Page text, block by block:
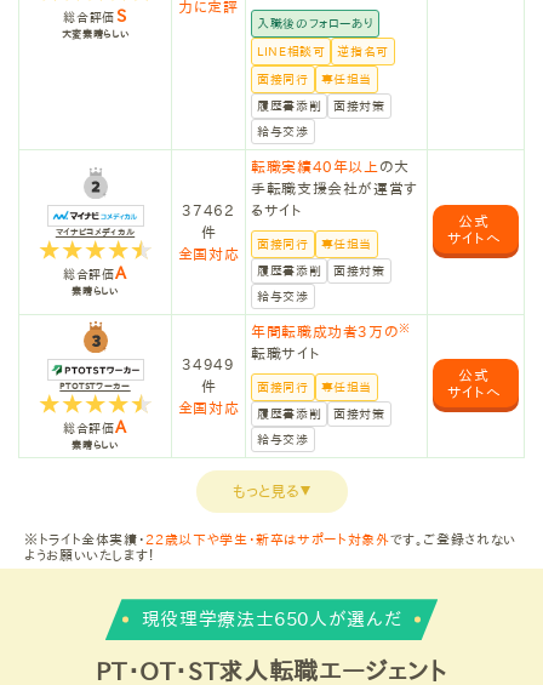
総合評価 S
大変素晴らしい
力に定評
入職後のフォローあり
LINE相談可 逆指名可
面接同行 専任担当
履歴書添削 面接対策
給与交渉
マイナビコメディカル
総合評価A
素晴らしい
37462
件
全国対応
転職実績40年以上 の大
手転職支援会社が運営す
るサイト
面接同行 専任担当
履歴書添削 面接対策
給与交渉
公式
サイトへ
PTOTSTワーカー
総合評価A
素晴らしい
34949
件
全国対応
年間転職成功者3万の ※
転職サイト
面接同行 専任担当
履歴書添削 面接対策
給与交渉
公式
サイトへ
もっと見る ▼
※トライト全体実績・ 22歳以下や学生・新卒はサポート対象外です。ご登録されない
ようお願いいたします！
現役理学療法士650人が選んだ
PT・OT・ST求人転職エージェント